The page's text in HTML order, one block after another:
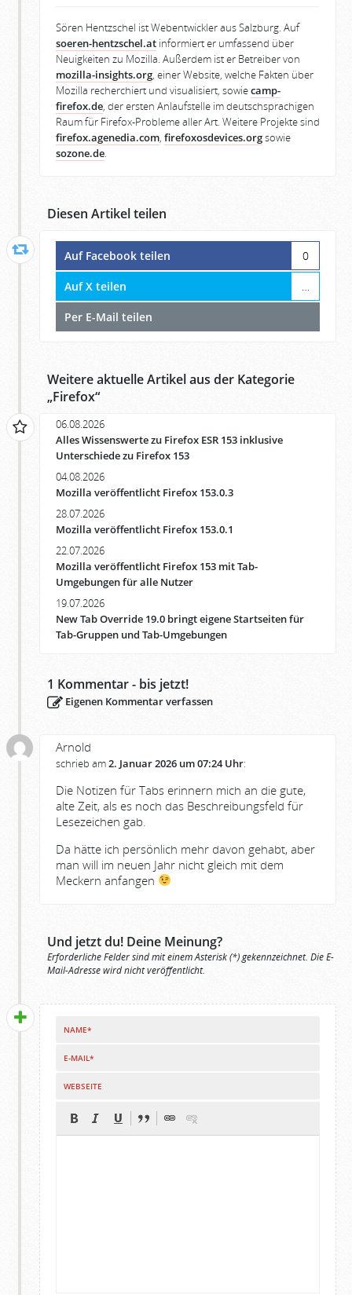
Sören Hentzschel ist Webentwickler aus Salzburg. Auf
soeren-hentzschel.at informiert er umfassend über
Neuigkeiten zu Mozilla. Außerdem ist er Betreiber von
mozilla-insights.org, einer Website, welche Fakten über
Mozilla recherchiert und visualisiert, sowiecamp-
firefox.de, der ersten Anlaufstelle im deutschsprachigen
Raum für Firefox-Probleme aller Art. Weitere Projekte sind
firefox.agenedia.com, firefoxosdevices.orgsowie
sozone.de.
Diesen Artikel teilen
Auf Facebook teilen 0
Auf X teilen
Per E-Mail teilen
Weitere aktuelle Artikel aus der Kategorie
„Firefox“
06.08.2026
Alles Wissenswerte zu Firefox ESR 153 inklusive
Unterschiede zu Firefox 153
04.08.2026
Mozilla veröffentlicht Firefox 153.0.3
28.07.2026
Mozilla veröffentlicht Firefox 153.0.1
22.07.2026
Mozilla veröffentlicht Firefox 153 mit Tab-
Umgebungen für alle Nutzer
19.07.2026
New Tab Override 19.0 bringt eigene Startseiten für
Tab-Gruppen und Tab-Umgebungen
1 Kommentar - bis jetzt!
Eigenen Kommentar verfassen
Arnold
schrieb am2. Januar 2026 um 07:24 Uhr:
Die Notizen für Tabs erinnern mich an die gute,
alte Zeit, als es noch das Beschreibungsfeld für
Lesezeichen gab.
Da hätte ich persönlich mehr davon gehabt, aber
man will im neuen Jahr nicht gleich mit dem
Meckern anfangen
Und jetzt du! Deine Meinung?
Erforderliche Felder sind mit einem Asterisk (*) gekennzeichnet. Die E-
Mail-Adresse wird nicht veröffentlicht.
NAME*
E-MAIL*
WEBSEITE